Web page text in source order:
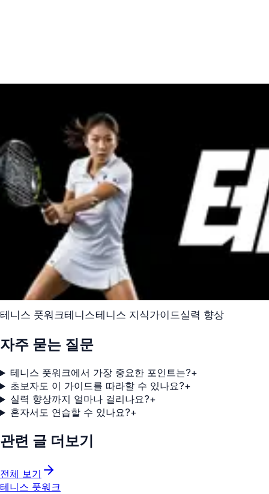
테니스 풋워크테니스테니스 지식가이드실력 향상
자주 묻는 질문
테니스 풋워크에서 가장 중요한 포인트는?+
초보자도 이 가이드를 따라할 수 있나요?+
실력 향상까지 얼마나 걸리나요?+
혼자서도 연습할 수 있나요?+
관련 글 더보기
전체 보기
테니스 풋워크